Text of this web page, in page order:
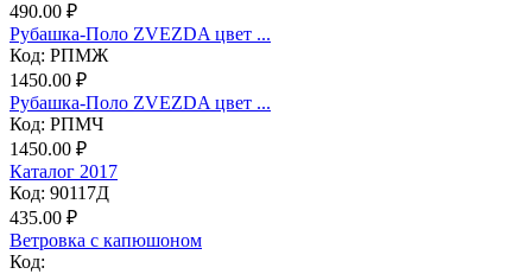
490.00 ₽
Рубашка-Поло ZVEZDA цвет ...
Код: РПМЖ
1450.00 ₽
Рубашка-Поло ZVEZDA цвет ...
Код: РПМЧ
1450.00 ₽
Каталог 2017
Код: 90117Д
435.00 ₽
Ветровка с капюшоном
Код: